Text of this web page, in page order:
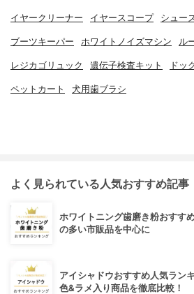
イヤークリーナー イヤースコープ シュー
ブーツキーパー ホワイトノイズマシン ル
レジカゴリュック 遺伝子検査キット ドッ
ペットカート 犬用歯ブラシ
よく見られている人気おすすめ記事
ホワイトニング歯磨き粉おすす
の多い市販品を中心に
アイシャドウおすすめ人気ラン
色&ラメ入り商品を徹底比較！